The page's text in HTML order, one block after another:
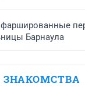
фаршированные
Барнаула
ЗНАКОМСТВА